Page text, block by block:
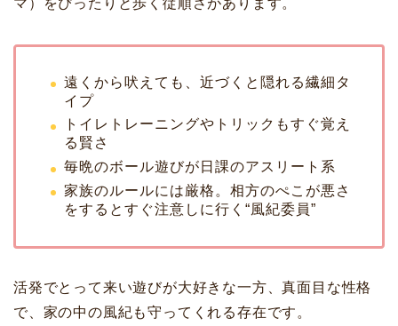
遠くから吠えても、近づくと隠れる繊細タ
イプ
トイレトレーニングやトリックもすぐ覚え
る賢さ
毎晩のボール遊びが日課のアスリート系
家族のルールには厳格。相方のぺこが悪さ
をするとすぐ注意しに行く“風紀委員”
活発でとって来い遊びが大好きな一方、真面目な性格
で、家の中の風紀も守ってくれる存在です。